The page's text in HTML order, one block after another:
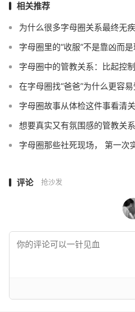
相关推荐
为什么很多字母圈关系最终无疾
字母圈里的“收服”不是靠凶而
字母圈中的管教关系：比起控
在字母圈找“爸爸”为什么更容易
字母圈故事从体检这件事看清
想要真实又有氛围感的管教关
字母圈那些社死现场， 第一次
评论 抢沙发